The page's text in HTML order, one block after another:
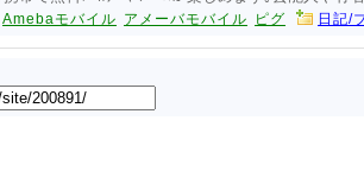
Amebaモバイル アメーバモバイル ピグ 日記/